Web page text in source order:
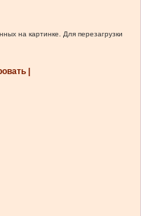
на картинке. Для перезагрузки
|